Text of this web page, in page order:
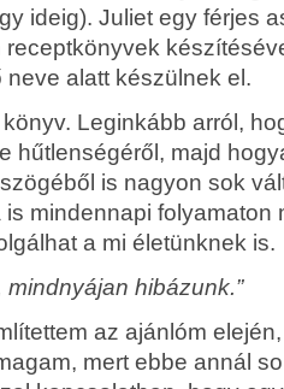
ideig). Juliet egy férjes
alatt készülnek el.
Leginkább arról,
hűtlenségéről, majd
is nagyon sok
mindennapi folyamaton
a mi életünknek is.
hibázunk.”
az ajánlóm
mert ebbe annál